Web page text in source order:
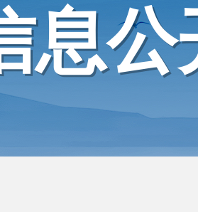
息公